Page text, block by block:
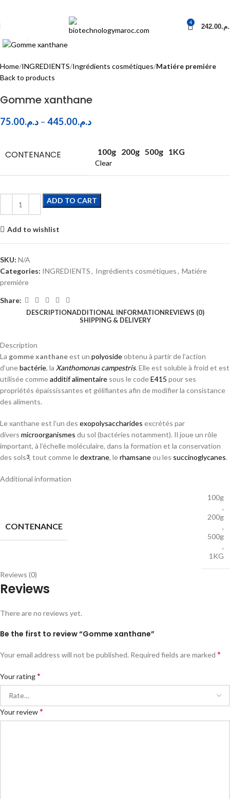
4 242.00
Click to enlarge
Home INGREDIENTS Ingrédients cosmétiques Matiére premiére
Back to products
Gomme xanthane
د.م.75.00 – د.م.445.00
CONTENANCE 100g 200g 500g 1KG
Clear
ADD TO CART
Add to wishlist
SKU: N/A
Categories: INGREDIENTS, Ingrédients cosmétiques, Matiére
premiére
Share:
DESCRIPTIONADDITIONAL INFORMATIONREVIEWS (0)
SHIPPING & DELIVERY
Description
La gomme xanthaneest un polyosideobtenu à partir de l’action
d’unebactérie, la Xanthomonas campestris. Elle est soluble à froid et est
utilisée commeadditif alimentaire sous le codeE415 pour ses
propriétés épaississantes et gélifiantes afin de modifier la consistance
des aliments.
Le xanthane est l’un des exopolysaccharides excrétés par
divers microorganismes du sol (bactéries notamment). Il joue un rôle
important, à l’échelle moléculaire, dans la formation et la conservation
des sols3, tout comme ledextrane, lerhamsaneou les succinoglycanes.
Additional information
CONTENANCE
100g
,
200g
,
500g
,
1KG
Reviews (0)
Reviews
There are no reviews yet.
Be the first to review “Gomme xanthane”
Your email address will not be published. Required fields are marked *
Your rating*
Your review*